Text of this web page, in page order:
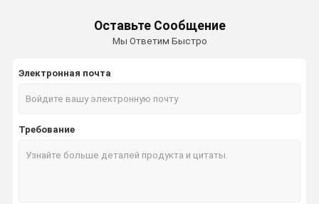
BBS выковал колеса
Forgiato выковало колеса
Vossen выковало колеса
изготовленные на заказ кованые диски
Оставьте Сообщение
Мы Ответим Быстро
Электронная почта
Требование